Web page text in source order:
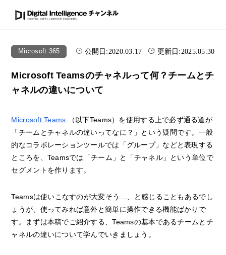
Microsoft 365 公開日:2020.03.17 更新日:2025.05.30
Microsoft Teamsのチャネルって何？チームとチ
ャネルの違いについて
Microsoft Teams
（以下Teams）を使用する上で必ず通る道が
「チームとチャネルの違いってなに？」という疑問です。一般
的なコラボレーションツールでは「グループ」などと表現する
ところを、Teamsでは「チーム」と「チャネル」という単位で
セグメントを作ります。
Teamsは使いこなすのが大変そう…、と感じることもあるでし
ょうが、使ってみれば意外と簡単に操作できる機能ばかりで
す。まずは本稿でご紹介する、Teamsの基本であるチームとチ
ャネルの違いについて学んでいきましょう。